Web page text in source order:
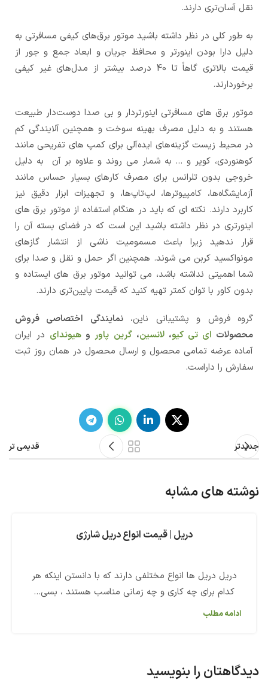
نقل آسان‌تری دارند.
به طور کلی در نظر داشته باشید موتور برق‌های کیفی مسافرتی به
دلیل دارا بودن اینورتر و محافظ جریان و ابعاد جمع و جور از
قیمت بالاتری گاهاً تا 40 درصد بیشتر از مدل‌های غیر کیفی
برخوردارند.
موتور برق های مسافرتی اینورتردار و بی صدا دوست‌دار طبیعت
هستند و به دلیل مصرف بهینه سوخت و همچنین آلایندگی کم
در محیط زیست گزینه‌های ایده‌آلی برای کمپ های تفریحی مانند
کوهنوردی، کویر و ... به شمار می روند و علاوه بر آن به دلیل
خروجی بدون تلرانس برای مصرف کارهای بسیار حساس مانند
آزمایشگاه‌ها، کامپیوترها، لپ‌تاپ‌ها، و تجهیزات ابزار دقیق نیز
کاربرد دارند. نکته ای که باید در هنگام استفاده از موتور برق های
اینورتری در نظر داشته باشید این است که در فضای بسته آن را
قرار ندهید زیرا باعث مسمومیت ناشی از انتشار گازهای
مونواکسید کربن می شوند. همچنین اگر حمل و نقل و صدا برای
شما اهمیتی نداشته باشد، می توانید موتور برق های ایستاده و
بدون کاور با توان کمتر تهیه کنید که قیمت پایین‌تری دارند.
گروه فروش و پشتیبانی ناین،نمایندگی اختصاصی فروش
محصولات ای تی کیو،لانسین،گرین پاورو هیوندای در ایران
آماده عرضه تمامی محصول و ارسال محصول در همان روز ثبت
سفارش را داراست.
جدیدتر قدیمی تر
نوشته های مشابه
دریل | قیمت انواع دریل شارژی
دریل دریل ها انواع مختلفی دارند که با دانستن اینکه هر
کدام برای چه کاری و چه زمانی مناسب هستند ، بسی...
ادامه مطلب
دیدگاهتان را بنویسید